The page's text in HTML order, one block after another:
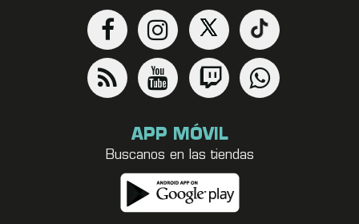
APP MÓVIL
Buscanos en las tiendas